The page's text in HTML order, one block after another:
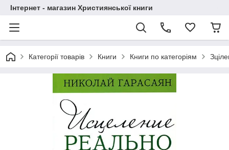
Інтернет - магазин Християнської книги
Категорії товарів Книги Книги по категоріям